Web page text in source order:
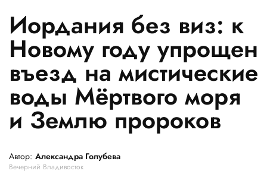
Иордания без виз: к
Новому году упрощен
въезд на мистические
воды Мёртвого моря
и Землю пророков
Автор: Александра Голубева
Вечерний Владивосток